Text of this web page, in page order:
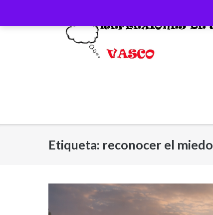
Etiqueta: reconocer el miedo